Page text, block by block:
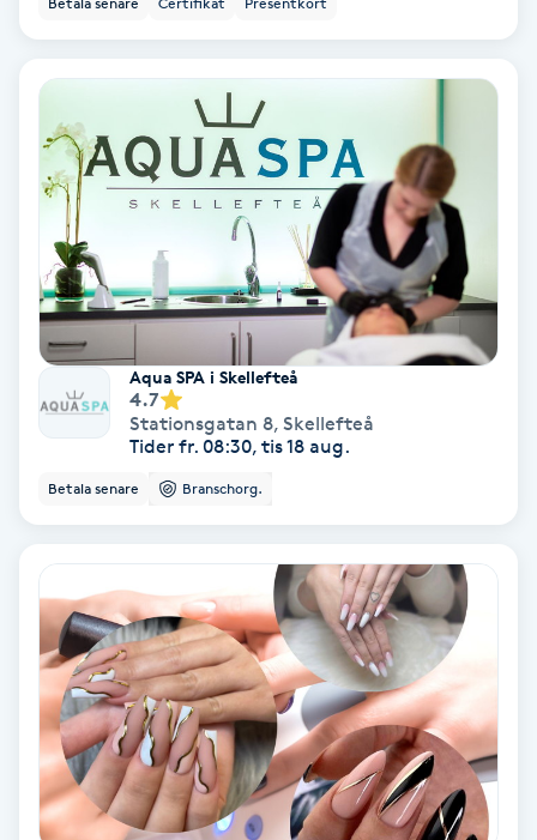
Babylights
Balayage
Bambumassage
Barber
Barnklippning
Blowout
Bottenfärg
Brynformning
Brynfärgning
Brynplockning
Aqua SPA i Skellefteå
4.7
Stationsgatan 8, Skellefteå
Tider fr. 08:30, tis 18 aug.
Betala senare Branschorg.